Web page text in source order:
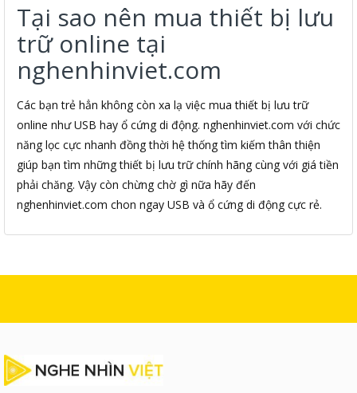
Tại sao nên mua thiết bị lưu
trữ online tại
nghenhinviet.com
Các bạn trẻ hẳn không còn xa lạ việc mua thiết bị lưu trữ
online như USB hay ổ cứng di động. nghenhinviet.com với chức
năng lọc cực nhanh đồng thời hệ thống tìm kiếm thân thiện
giúp bạn tìm những thiết bị lưu trữ chính hãng cùng với giá tiền
phải chăng. Vậy còn chừng chờ gì nữa hãy đến
nghenhinviet.com chon ngay USB và ổ cứng di động cực rẻ.